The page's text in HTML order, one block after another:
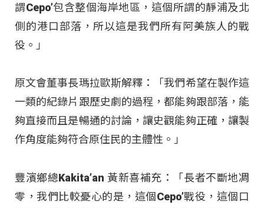
謂Cepo’包含整個海岸地區，這個所謂的靜浦及北
側的港口部落，所以這是我們所有阿美族人的戰
役。」
原文會董事長瑪拉歐斯解釋：「我們希望在製作這
一類的紀錄片跟歷史劇的過程，都能夠跟部落，能
夠直接而且是暢通的討論，讓史觀能夠正確，讓製
作角度能夠符合原住民的主體性。」
豐濱鄉總Kakita’an 黃新喜補充：「長者不斷地凋
零，我們比較憂心的是，這個Cepo’戰役，這個口